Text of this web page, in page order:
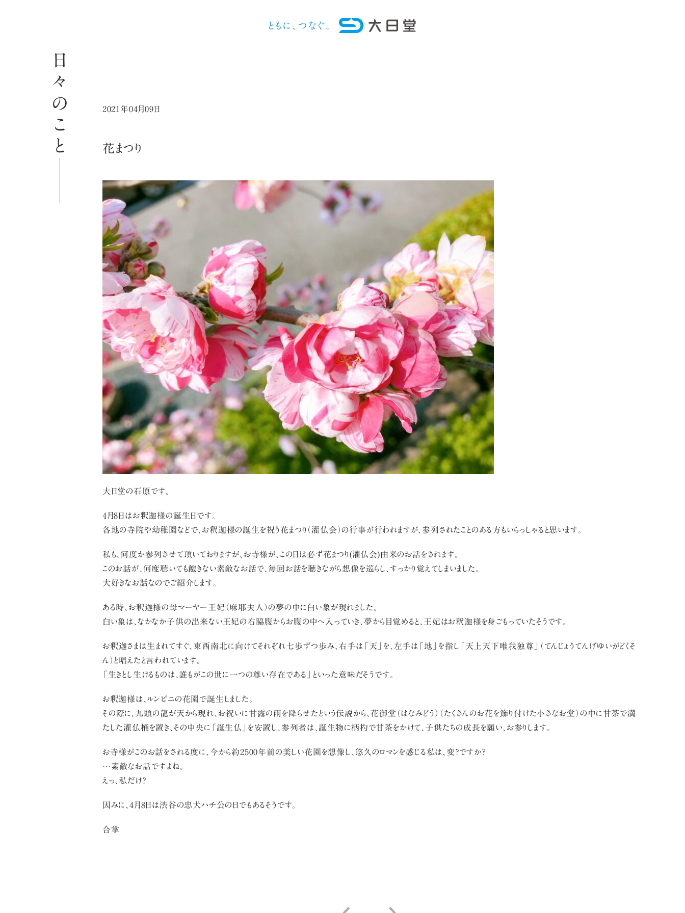
日々のこと 2021年04月09日
花まつり
大日堂の石原です。
4月8日はお釈迦様の誕生日です。
各地の寺院や幼稚園などで、お釈迦様の誕生を祝う花まつり（灌仏会）の行事が行われますが、参列されたことのある方もいらっしゃると思います。
私も、何度か参列させて頂いておりますが、お寺様が、この日は必ず花まつり(灌仏会)由来のお話をされます。
このお話が、何度聴いても飽きない素敵なお話で、毎回お話を聴きながら想像を巡らし、すっかり覚えてしまいました。
大好きなお話なのでご紹介します。
ある時、お釈迦様の母マーヤー王妃（麻耶夫人）の夢の中に白い象が現れました。
白い象は、なかなか子供の出来ない王妃の右脇腹からお腹の中へ入っていき、夢から目覚めると、王妃はお釈迦様を身ごもっていたそうです。
お釈迦さまは生まれてすぐ、東西南北に向けてそれぞれ七歩ずつ歩み、右手は「天」を、左手は「地」を指し「天上天下唯我独尊」（てんじょうてんげゆいがどくそ
ん）と唱えたと言われています。
「生きとし生けるものは、誰もがこの世に一つの尊い存在である」といった意味だそうです。
お釈迦様は、ルンビニの花園で誕生しました。
その際に，九頭の龍が天から現れ、お祝いに甘露の雨を降らせたという伝説から、花御堂（はなみどう）（たくさんのお花を飾り付けた小さなお堂）の中に甘茶で満
たした灌仏桶を置き、その中央に「誕生仏」を安置し、参列者は、誕生物に柄杓で甘茶をかけて、子供たちの成長を願い、お参りします。
お寺様がこのお話をされる度に、今から約2500年前の美しい花園を想像し、悠久のロマンを感じる私は、変？ですか？
…素敵なお話ですよね。
えっ、私だけ？
因みに、4月8日は渋谷の忠犬ハチ公の日でもあるそうです。
合掌